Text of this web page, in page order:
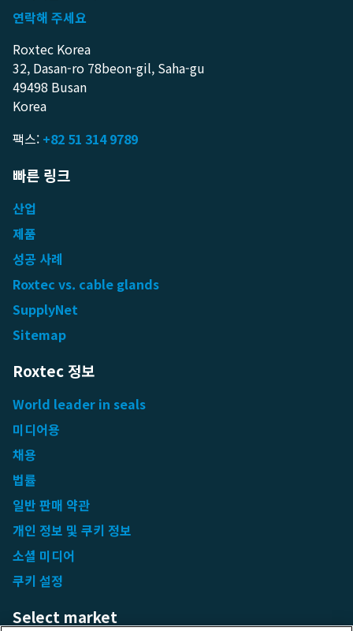
연락해 주세요
Roxtec Korea
32, Dasan-ro 78beon-gil, Saha-gu
49498 Busan
Korea
팩스: +82 51 314 9789
빠른 링크
산업
제품
성공 사례
Roxtec vs. cable glands
SupplyNet
Sitemap
Roxtec 정보
World leader in seals
미디어용
채용
법률
일반 판매 약관
개인 정보 및 쿠키 정보
소셜 미디어
쿠키 설정
Select market